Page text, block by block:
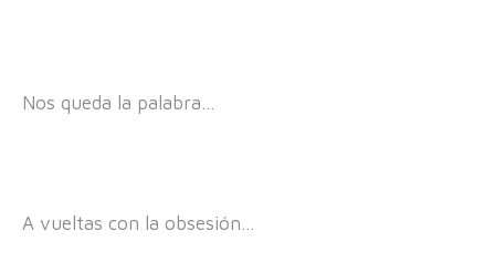
Nos queda la palabra…
A vueltas con la obsesión…